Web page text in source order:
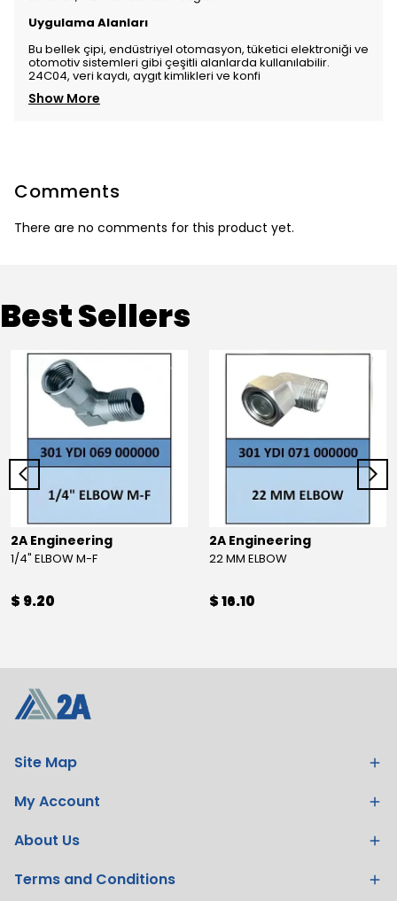
Uygulama Alanları
Bu bellek çipi, endüstriyel otomasyon, tüketici elektroniği ve
otomotiv sistemleri gibi çeşitli alanlarda kullanılabilir.
24C04, veri kaydı, aygıt kimlikleri ve konfi
Show More
Comments
There are no comments for this product yet.
Best Sellers
2A Engineering
1/4" ELBOW M-F
$ 9.20
2A Engineering
22 MM ELBOW
$ 16.10
Site Map
My Account
About Us
Terms and Conditions